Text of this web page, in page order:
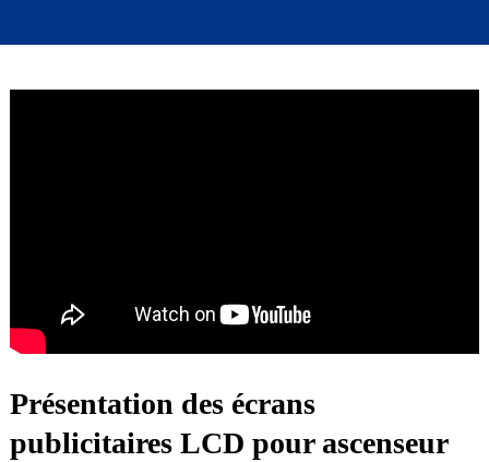
Présentation des écrans
publicitaires LCD pour ascenseur